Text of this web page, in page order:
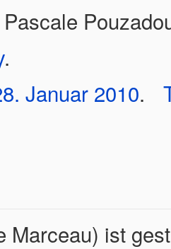
.
Januar 2010.
Marceau) ist